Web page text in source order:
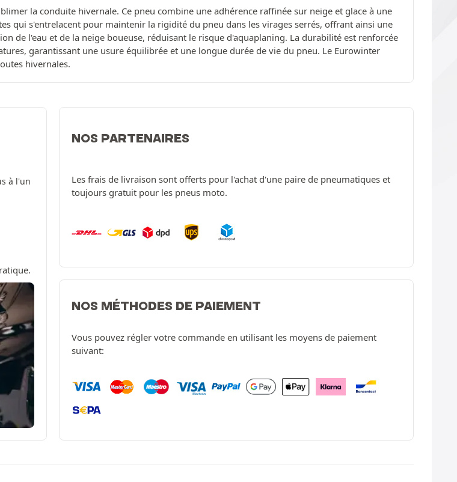
la conduite hivernale. Ce pneu combine une adhérence raffinée sur neige et glace à une
qui s'entrelacent pour maintenir la rigidité du pneu dans les virages serrés, offrant ainsi une
de l'eau et de la neige boueuse, réduisant le risque d'aquaplaning. La durabilité est renforcée
garantissant une usure équilibrée et une longue durée de vie du pneu. Le Eurowinter
hivernales.
à l'un
NOS PARTENAIRES
Les frais de livraison sont offerts pour l'achat d'une paire de pneumatiques et
toujours gratuit pour les pneus moto.
NOS MÉTHODES DE PAIEMENT
Vous pouvez régler votre commande en utilisant les moyens de paiement
suivant: